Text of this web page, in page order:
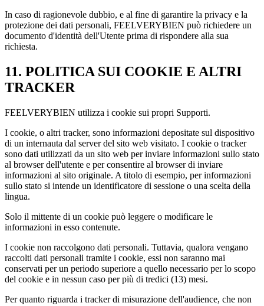
In caso di ragionevole dubbio, e al fine di garantire la privacy e la
protezione dei dati personali, FEELVERYBIEN può richiedere un
documento d'identità dell'Utente prima di rispondere alla sua
richiesta.
11. POLITICA SUI COOKIE E ALTRI
TRACKER
FEELVERYBIEN utilizza i cookie sui propri Supporti.
I cookie, o altri tracker, sono informazioni depositate sul dispositivo
di un internauta dal server del sito web visitato. I cookie o tracker
sono dati utilizzati da un sito web per inviare informazioni sullo stato
al browser dell'utente e per consentire al browser di inviare
informazioni al sito originale. A titolo di esempio, per informazioni
sullo stato si intende un identificatore di sessione o una scelta della
lingua.
Solo il mittente di un cookie può leggere o modificare le
informazioni in esso contenute.
I cookie non raccolgono dati personali. Tuttavia, qualora vengano
raccolti dati personali tramite i cookie, essi non saranno mai
conservati per un periodo superiore a quello necessario per lo scopo
del cookie e in nessun caso per più di tredici (13) mesi.
Per quanto riguarda i tracker di misurazione dell'audience, che non